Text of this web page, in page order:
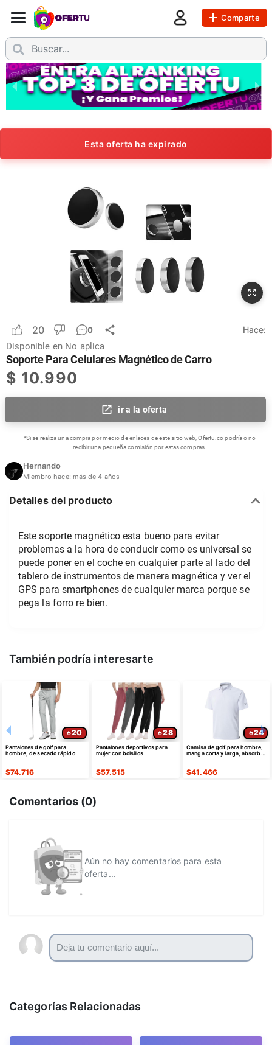
Comparte
Esta oferta ha expirado
20 0 Hace:
Disponible en No aplica
Soporte Para Celulares Magnético de Carro
$ 10.990
ir a la oferta
*Si se realiza una compra por medio de enlaces de este sitio web, Ofertu.co podría o no
recibir una pequeña comisión por estas compras.
Hernando
Miembro hace: más de 4 años
Detalles del producto
Este soporte magnético esta bueno para evitar
problemas a la hora de conducir como es universal se
puede poner en el coche en cualquier parte al lado del
tablero de instrumentos de manera magnética y ver el
GPS para smartphones de cualquier marca porque se
pega la forro re bien.
También podría interesarte
20
Pantalones de golf para
hombre, de secado rápido
$74.716
28
Pantalones deportivos para
mujer con bolsillos
$57.515
24
Camisa de golf para hombre,
manga corta y larga, absorbe
$41.466
Comentarios (0)
Aún no hay comentarios para esta
oferta...
Categorías Relacionadas